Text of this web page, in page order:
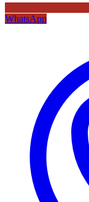
WhatsApp